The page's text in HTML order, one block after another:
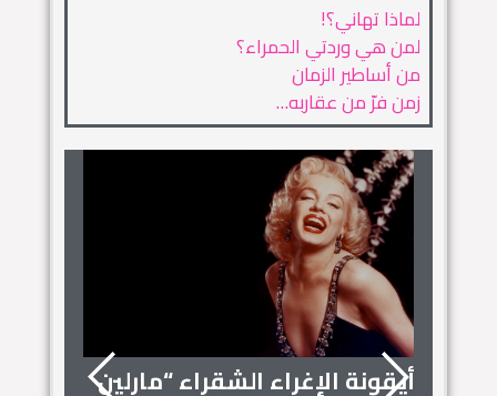
لماذا تهاني؟!
لمن هي وردتي الحمراء؟
من أساطير الزمان
زمن فرّ من عقاربه…
أيقونة الإغراء الشقراء “مارلين